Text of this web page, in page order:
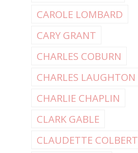
CAROLE LOMBARD
CARY GRANT
CHARLES COBURN
CHARLES LAUGHTON
CHARLIE CHAPLIN
CLARK GABLE
CLAUDETTE COLBERT